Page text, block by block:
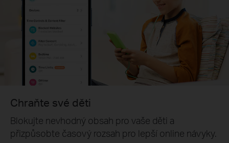
Chraňte své děti
Blokujte nevhodný obsah pro vaše děti a
přizpůsobte časový rozsah pro lepší online návyky.